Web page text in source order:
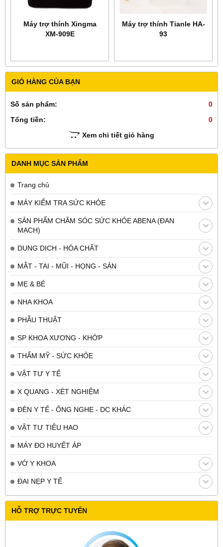
GIỎ HÀNG CỦA BẠN
Số sản phẩm:
0
Tổng tiền:
0
Xem chi tiết giỏ hàng
DANH MỤC SẢN PHẨM
Trang chủ
MÁY KIỂM TRA SỨC KHỎE
SẢN PHẨM CHĂM SÓC SỨC KHỎE ABENA (ĐAN
MẠCH)
DUNG DỊCH - HÓA CHẤT
MẮT - TAI - MŨI - HỌNG - SẢN
MẸ & BÉ
NHA KHOA
PHẪU THUẬT
SP KHOA XƯƠNG - KHỚP
THẨM MỸ - SỨC KHỎE
VẬT TƯ Y TẾ
X QUANG - XÉT NGHIỆM
ĐÈN Y TẾ - ỐNG NGHE - DC KHÁC
VẬT TƯ TIÊU HAO
MÁY ĐO HUYẾT ÁP
VỚ Y KHOA
ĐAI NẸP Y TẾ
HỖ TRỢ TRỰC TUYẾN
Máy trợ thính Xingma
XM-909E
Máy trợ thính Tianle HA-
93